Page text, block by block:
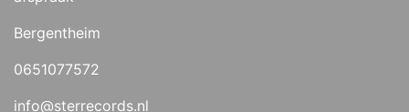
Bergentheim
0651077572
info@sterrecords.nl